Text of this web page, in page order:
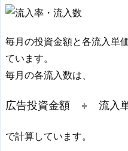
毎月の投資金額と各流入単
ています。
毎月の各流入数は、
広告投資金額 ÷ 流入
で計算しています。